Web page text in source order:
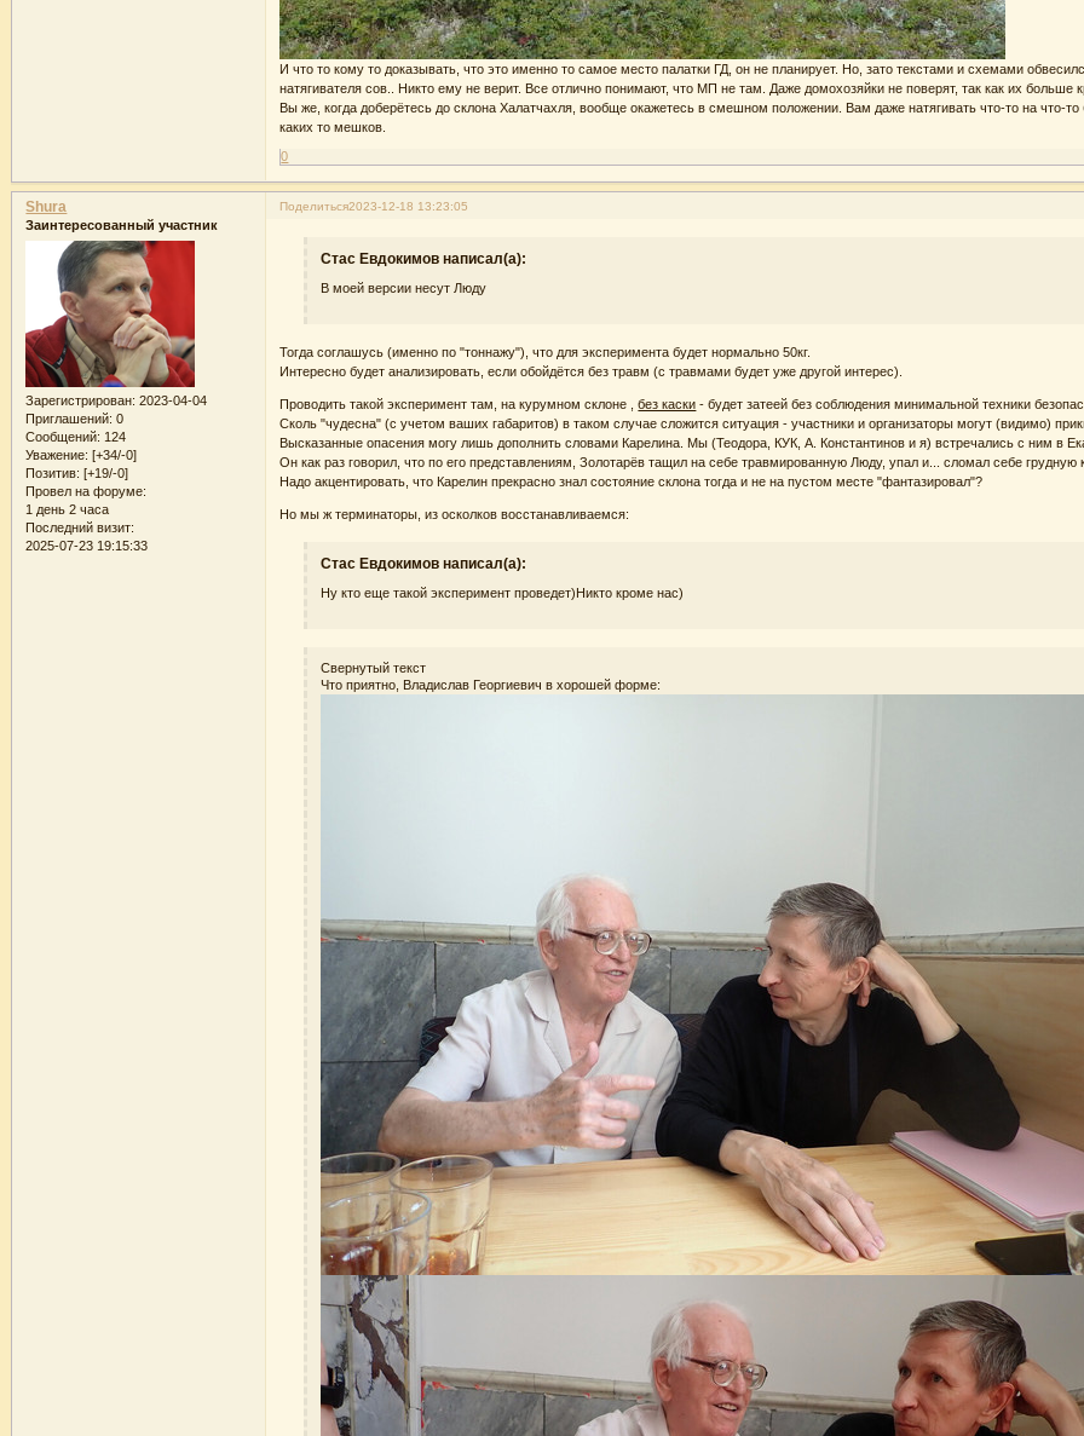
И что то кому то доказывать, что это именно то самое место палатки ГД, он не планирует. Но, зато текстами и схемами
натягивателя сов.. Никто ему не верит. Все отлично понимают, что МП не там. Даже домохозяйки не поверят, так как их
Вы же, когда доберётесь до склона Халатчахля, вообще окажетесь в смешном положении. Вам даже натягивать что-то на что-
каких то мешков.
0
Поделиться2023-12-18 13:23:05
Shura
Заинтересованный участник
Зарегистрирован: 2023-04-04
Приглашений: 0
Сообщений: 124
Уважение: [+34/-0]
Позитив: [+19/-0]
Провел на форуме:
1 день 2 часа
Последний визит:
2025-07-23 19:15:33
Стас Евдокимов написал(а):
В моей версии несут Люду
Тогда соглашусь (именно по "тоннажу"), что для эксперимента будет нормально 50кг.
Интересно будет анализировать, если обойдётся без травм (с травмами будет уже другой интерес).
Проводить такой эксперимент там, на курумном склоне ,без каски - будет затеей без соблюдения минимальной техники
Сколь "чудесна" (с учетом ваших габаритов) в таком случае сложится ситуация - участники и организаторы могут (видимо)
Высказанные опасения могу лишь дополнить словами Карелина. Мы (Теодора, КУК, А. Константинов и я) встречались с ним в
Он как раз говорил, что по его представлениям, Золотарёв тащил на себе травмированную Люду, упал и... сломал себе грудную
Надо акцентировать, что Карелин прекрасно знал состояние склона тогда и не на пустом месте "фантазировал"?
Но мы ж терминаторы, из осколков восстанавливаемся:
Стас Евдокимов написал(а):
Ну кто еще такой эксперимент проведет)Никто кроме нас)
Свернутый текст
Что приятно, Владислав Георгиевич в хорошей форме: